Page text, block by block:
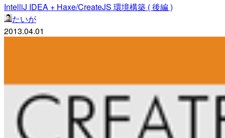
IntelliJ IDEA + Haxe/CreateJS 環境構築 ( 後編 )
たいが
2013.04.01